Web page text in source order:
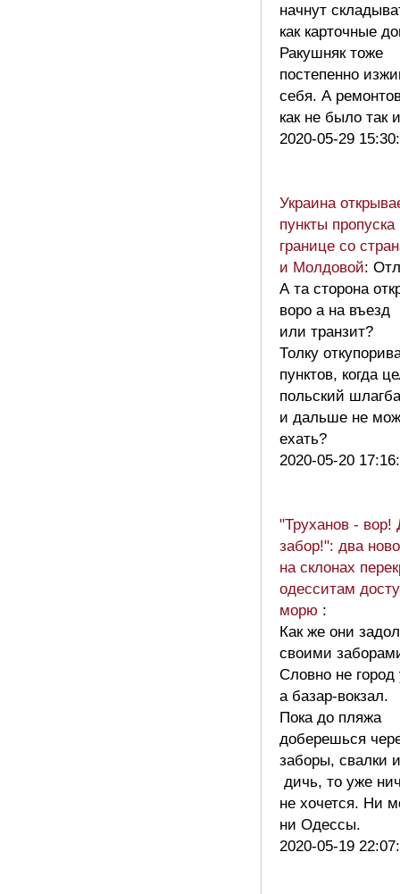
начнут
как карточные
Ракушняк тоже
постепенно
себя. А
как не было так
2020-05-29
Украина
пункты пропуска
границе со
и Молдовой:
А та сторона
воро а на въезд
или транзит?
Толку
пунктов, когда
польский
и дальше не
ехать?
2020-05-20
"Труханов - вор!
забор!": два
на склонах
одесситам
морю :
Как же они
своими
Словно не
а базар-вокзал.
Пока до пляжа
доберешься
заборы, свалки
дичь, то уже
не хочется. Ни
ни Одессы.
2020-05-19